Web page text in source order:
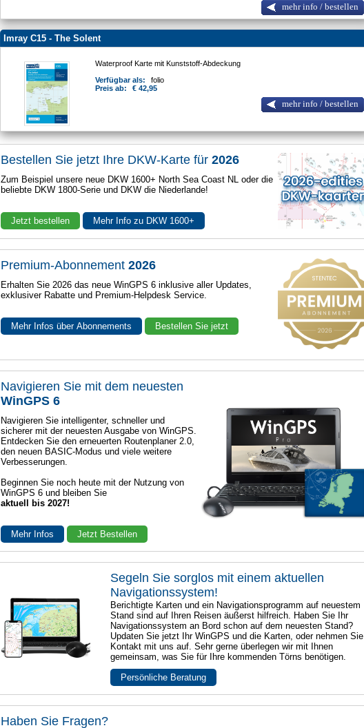
mehr info / bestellen
Imray C15 - The Solent
Waterproof Karte mit Kunststoff-Abdeckung
Verfügbar als:
folio
Preis ab:
€ 42,95
mehr info / bestellen
Bestellen Sie jetzt Ihre DKW-Karte für2026
Zum Beispiel unsere neue DKW 1600+ North Sea Coast NL oder die
beliebte DKW 1800-Serie und DKW die Niederlande!
Jetzt bestellen Mehr Info zu DKW 1600+
Premium-Abonnement2026
Erhalten Sie 2026 das neue WinGPS 6 inklusive aller Updates,
exklusiver Rabatte und Premium-Helpdesk Service.
Mehr Infos über Abonnements Bestellen Sie jetzt
Navigieren Sie mit dem neuesten
WinGPS 6
Navigieren Sie intelligenter, schneller und
sicherer mit der neuesten Ausgabe von WinGPS.
Entdecken Sie den erneuerten Routenplaner 2.0,
den neuen BASIC-Modus und viele weitere
Verbesserungen.
Beginnen Sie noch heute mit der Nutzung von
WinGPS 6 und bleiben Sie
aktuell bis 2027!
Mehr Infos Jetzt Bestellen
Segeln Sie sorglos mit einem aktuellen
Navigationssystem!
Berichtigte Karten und ein Navigationsprogramm auf neuestem
Stand sind auf Ihren Reisen äußerst hilfreich. Haben Sie Ihr
Navigationssystem an Bord schon auf dem neuesten Stand?
Updaten Sie jetzt Ihr WinGPS und die Karten, oder nehmen Sie
Kontakt mit uns auf. Sehr gerne überlegen wir mit Ihnen
gemeinsam, was Sie für Ihre kommenden Törns benötigen.
Persönliche Beratung
Haben Sie Fragen?